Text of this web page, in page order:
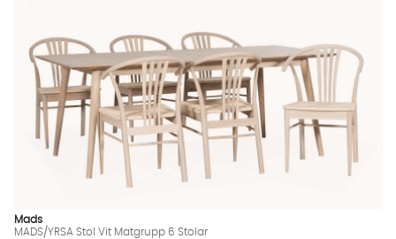
Mads
MADS/YRSA Stol Vit Matgrupp 6 Stolar